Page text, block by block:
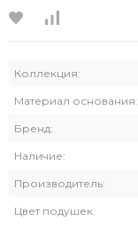
Коллекция:
Материал основания:
Бренд:
Наличие:
Производитель:
Цвет подушек: